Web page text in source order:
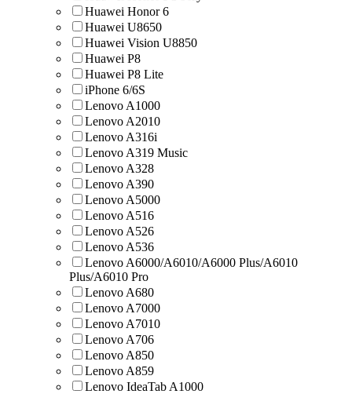
Huawei Honor 6
Huawei U8650
Huawei Vision U8850
Huawei Р8
Huawei Р8 Lite
iPhone 6/6S
Lenovo A1000
Lenovo A2010
Lenovo A316i
Lenovo A319 Music
Lenovo A328
Lenovo A390
Lenovo A5000
Lenovo A516
Lenovo A526
Lenovo A536
Lenovo A6000/A6010/A6000 Plus/A6010
Plus/A6010 Pro
Lenovo A680
Lenovo A7000
Lenovo A7010
Lenovo A706
Lenovo A850
Lenovo A859
Lenovo IdeaTab A1000